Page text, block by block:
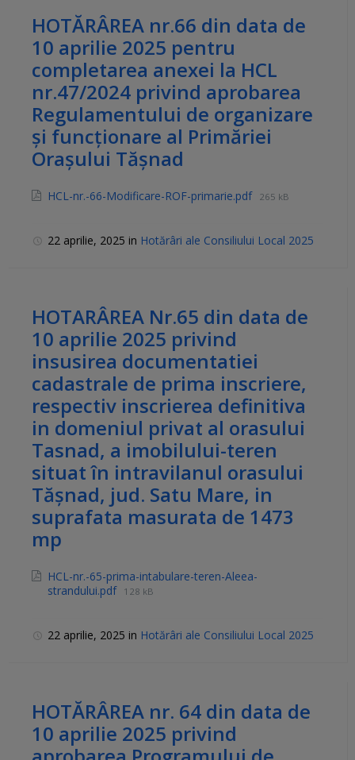
HOTĂRÂREA nr.66 din data de
10 aprilie 2025 pentru
completarea anexei la HCL
nr.47/2024 privind aprobarea
Regulamentului de organizare
și funcționare al Primăriei
Orașului Tășnad
HCL-nr.-66-Modificare-ROF-primarie.pdf 265 kB
22 aprilie, 2025 in Hotărâri ale Consiliului Local 2025
HOTARÂREA Nr.65 din data de
10 aprilie 2025 privind
insusirea documentatiei
cadastrale de prima inscriere,
respectiv inscrierea definitiva
in domeniul privat al orasului
Tasnad, a imobilului-teren
situat în intravilanul orasului
Tășnad, jud. Satu Mare, in
suprafata masurata de 1473
mp
HCL-nr.-65-prima-intabulare-teren-Aleea-
strandului.pdf 128 kB
22 aprilie, 2025 in Hotărâri ale Consiliului Local 2025
HOTĂRÂREA nr. 64 din data de
10 aprilie 2025 privind